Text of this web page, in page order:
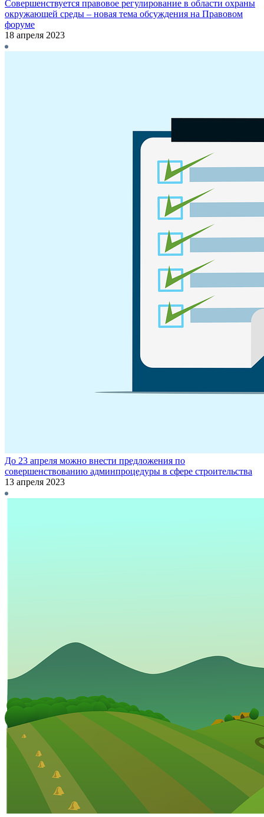
Совершенствуется правовое регулирование в области охраны
окружающей среды – новая тема обсуждения на Правовом
форуме
18 апреля 2023
До 23 апреля можно внести предложения по
совершенствованию админпроцедуры в сфере строительства
13 апреля 2023